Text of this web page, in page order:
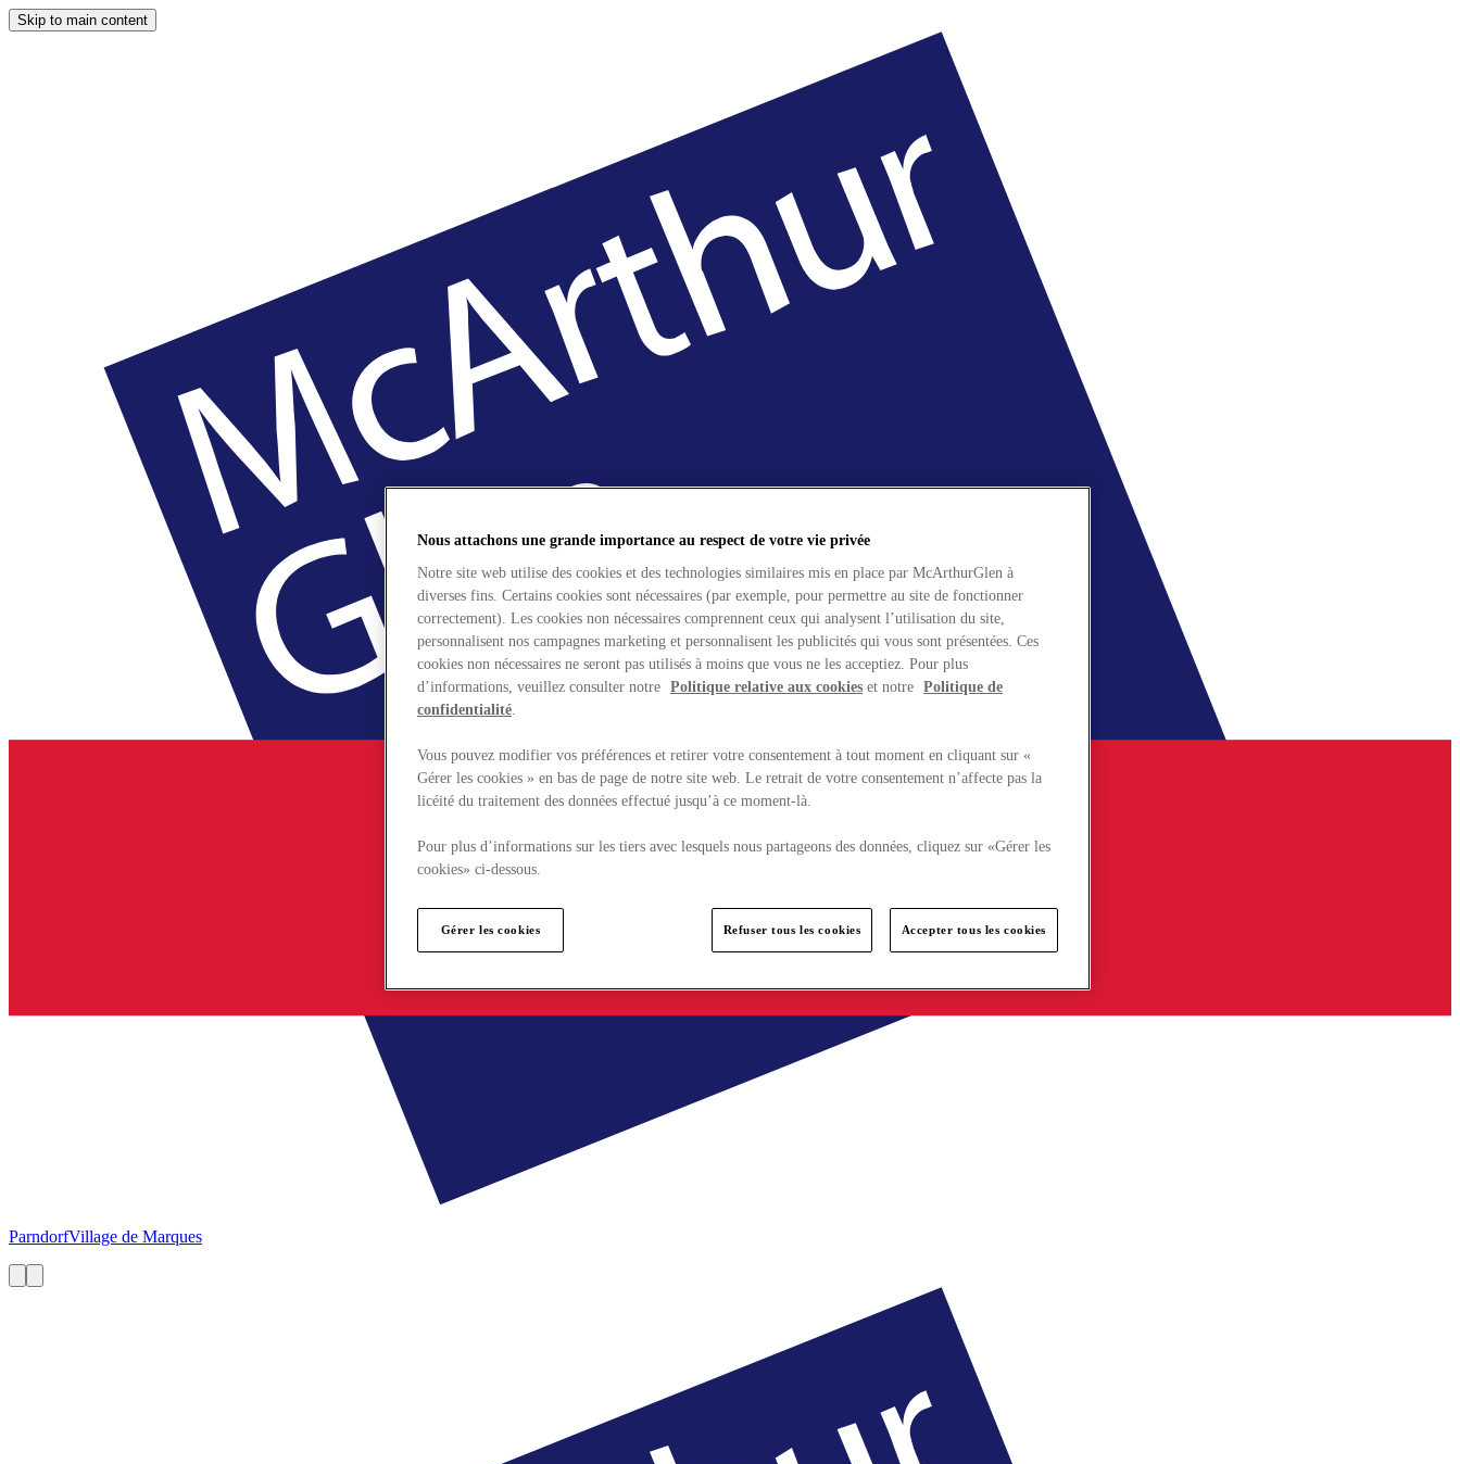
Skip to main content
ParndorfVillage de Marques
Nous attachons une grande importance au respect de votre vie privée
Notre site web utilise des cookies et des technologies similaires mis en place par McArthurGlen à
diverses fins. Certains cookies sont nécessaires (par exemple, pour permettre au site de fonctionner
correctement). Les cookies non nécessaires comprennent ceux qui analysent l’utilisation du site,
personnalisent nos campagnes marketing et personnalisent les publicités qui vous sont présentées. Ces
cookies non nécessaires ne seront pas utilisés à moins que vous ne les acceptiez. Pour plus
d’informations, veuillez consulter notre Politique relative aux cookies et notre Politique de
confidentialité.
Vous pouvez modifier vos préférences et retirer votre consentement à tout moment en cliquant sur «
Gérer les cookies » en bas de page de notre site web. Le retrait de votre consentement n’affecte pas la
licéité du traitement des données effectué jusqu’à ce moment-là.
Pour plus d’informations sur les tiers avec lesquels nous partageons des données, cliquez sur «Gérer les
cookies» ci-dessous.
Gérer les cookies Refuser tous les cookies Accepter tous les cookies